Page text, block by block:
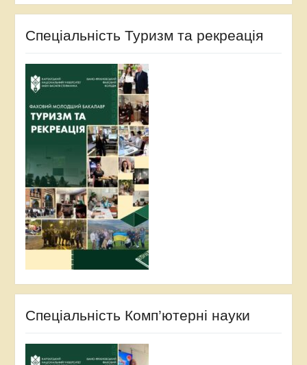
Спеціальність Туризм та рекреація
Спеціальність Комп’ютерні науки